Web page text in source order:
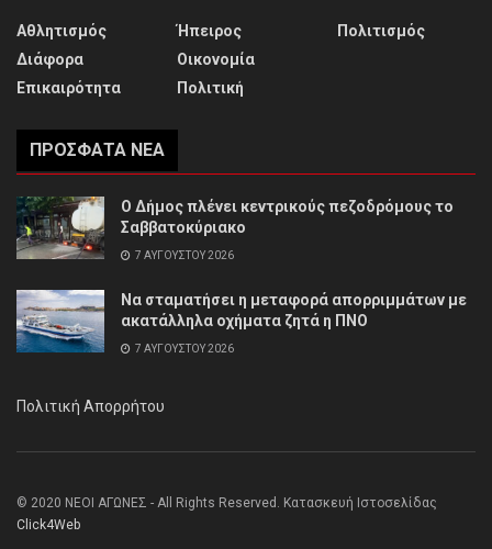
Αθλητισμός
Διάφορα
Επικαιρότητα
Ήπειρος
Οικονομία
Πολιτική
Πολιτισμός
ΠΡΌΣΦΑΤΑ ΝΈΑ
Ο Δήμος πλένει κεντρικούς πεζοδρόμους το
Σαββατοκύριακο
7 ΑΥΓΟΎΣΤΟΥ 2026
Να σταματήσει η μεταφορά απορριμμάτων με
ακατάλληλα οχήματα ζητά η ΠΝΟ
7 ΑΥΓΟΎΣΤΟΥ 2026
Πολιτική Απορρήτου
© 2020 ΝΕΟΙ ΑΓΩΝΕΣ - All Rights Reserved. Κατασκευή Ιστοσελίδας
Click4Web